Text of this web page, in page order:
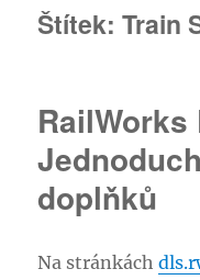
Štítek:Train
RailWorks
doplňků
Na stránkách